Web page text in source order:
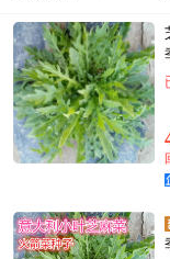
附近何**老板20小时前